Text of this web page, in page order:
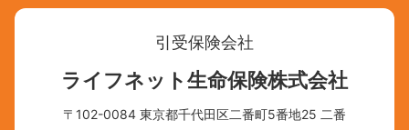
引受保険会社
ライフネット生命保険株式会社
〒102-0084 東京都千代田区二番町5番地25 二番